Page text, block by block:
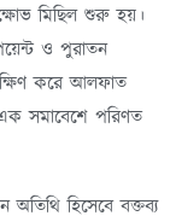
মিছিল শুরু হয়।
ও পুরাতন
করে আলফাত
এক সমাবেশে পরিণত
অতিথি হিসেবে বক্তব্য